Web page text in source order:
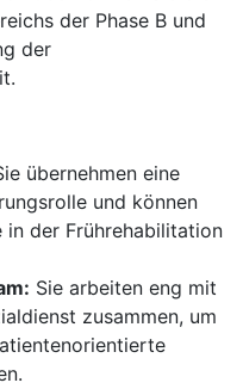
der Phase B und
der
übernehmen eine
und können
der Frührehabilitation
Sie arbeiten eng mit
zusammen, um